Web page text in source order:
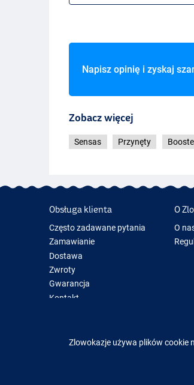
Napisz opinię i zyskaj
Zobacz więcej
Sensas Przynęty
Obsługa klienta
Często zadawane pytania
Zamawianie
Dostawa
Zwroty
Gwarancja
Kontakt
O
O
Zlowokazje używa plików cookie